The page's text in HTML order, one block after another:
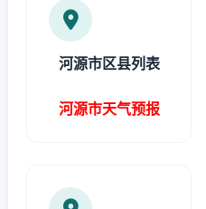
河源市区县列表
河源市天气预报